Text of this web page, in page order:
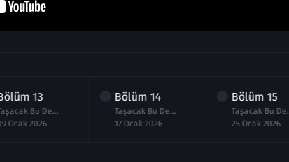
13
Taşacak Bu Deniz 13.Bölüm izle
Ocak 2026
Bölüm 14
Taşacak Bu Deniz 14.Bölüm izle
17 Ocak 2026
Bölüm 15
25 Ocak 2026